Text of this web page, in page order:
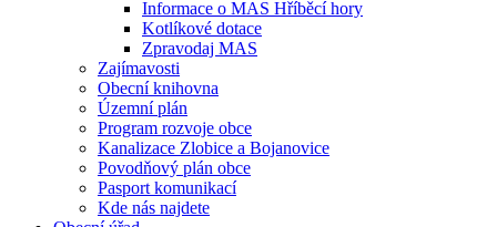
Informace o MAS Hříběcí hory
Kotlíkové dotace
Zpravodaj MAS
Zajímavosti
Obecní knihovna
Územní plán
Program rozvoje obce
Kanalizace Zlobice a Bojanovice
Povodňový plán obce
Pasport komunikací
Kde nás najdete